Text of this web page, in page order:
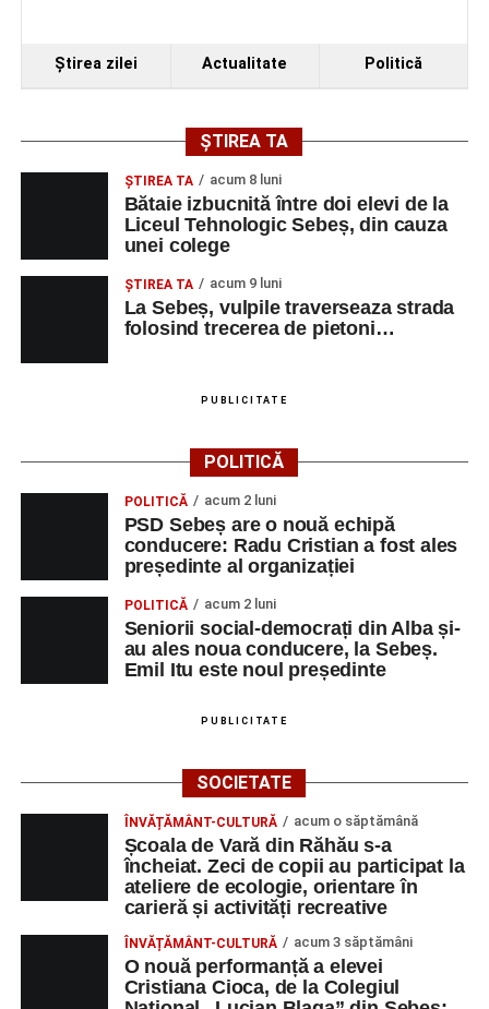
Ştirea zilei Actualitate Politică
ȘTIREA TA
ŞTIREA TA acum 8 luni
Bătaie izbucnită între doi elevi de la
Liceul Tehnologic Sebeș, din cauza
unei colege
ŞTIREA TA acum 9 luni
La Sebeș, vulpile traverseaza strada
folosind trecerea de pietoni…
PUBLICITATE
POLITICĂ
POLITICĂ acum 2 luni
PSD Sebeș are o nouă echipă
conducere: Radu Cristian a fost ales
președinte al organizației
POLITICĂ acum 2 luni
Seniorii social-democrați din Alba și-
au ales noua conducere, la Sebeș.
Emil Itu este noul președinte
PUBLICITATE
SOCIETATE
ÎNVĂȚĂMÂNT-CULTURĂ acum o săptămână
Școala de Vară din Răhău s-a
încheiat. Zeci de copii au participat la
ateliere de ecologie, orientare în
carieră și activități recreative
ÎNVĂȚĂMÂNT-CULTURĂ acum 3 săptămâni
O nouă performanță a elevei
Cristiana Cioca, de la Colegiul